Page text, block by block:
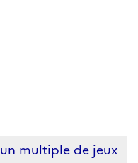
un multiple de jeux